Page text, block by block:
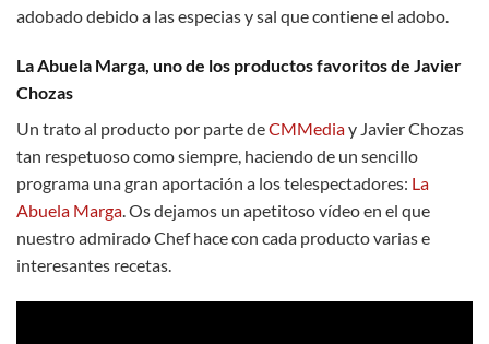
adobado debido a las especias y sal que contiene el adobo.
La Abuela Marga, uno de los productos favoritos de Javier
Chozas
Un trato al producto por parte deCMMediay Javier Chozas
tan respetuoso como siempre, haciendo de un sencillo
programa una gran aportación a los telespectadores: La
Abuela Marga. Os dejamos un apetitoso vídeo en el que
nuestro admirado Chef hace con cada producto varias e
interesantes recetas.